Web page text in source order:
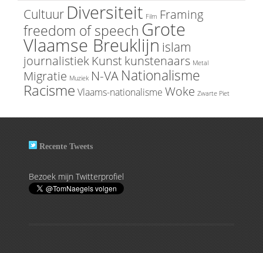
Cultuur Diversiteit Film Framing
freedom of speech Grote
Vlaamse Breuklijn islam
journalistiek Kunstkunstenaars Metal
Migratie Muziek N-VA Nationalisme
Racisme Vlaams-nationalisme Woke Zwarte Piet
Recente Tweets
Bezoek mijn Twitterprofiel